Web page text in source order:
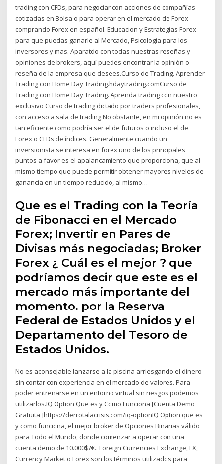
trading con CFDs, para negociar con acciones de compañías
cotizadas en Bolsa o para operar en el mercado de Forex
comprando Forex en español. Educacion y Estrategias Forex
para que puedas ganarle al Mercado, Psicologia para los
inversores y mas. Aparatdo con todas nuestras reseñas y
opiniones de brokers, aquí puedes encontrar la opinión o
reseña de la empresa que desees.Curso de Trading. Aprender
Trading con Home Day Trading.hdaytrading.comCurso de
Trading con Home Day Trading. Aprenda trading con nuestro
exclusivo Curso de trading dictado por traders profesionales,
con acceso a sala de trading No obstante, en mi opinión no es
tan eficiente como podría ser el de futuros o incluso el de
Forex o CFDs de índices. Generalmente cuando un
inversionista se interesa en forex uno de los principales
puntos a favor es el apalancamiento que proporciona, que al
mismo tiempo que puede permitir obtener mayores niveles de
ganancia en un tiempo reducido, al mismo…
Que es el Trading con la Teoría
de Fibonacci en el Mercado
Forex; Invertir en Pares de
Divisas más negociadas; Broker
Forex ¿ Cuál es el mejor ? que
podríamos decir que este es el
mercado más importante del
momento. por la Reserva
Federal de Estados Unidos y el
Departamento del Tesoro de
Estados Unidos.
No es aconsejable lanzarse a la piscina arriesgando el dinero
sin contar con experiencia en el mercado de valores. Para
poder entrenarse en un entorno virtual sin riesgos podemos
utilizarlos.IQ Option Que es y Como Funciona [Cuenta Demo
Gratuita ]https://derrotalacrisis.com/iq-optionIQ Option que es
y como funciona, el mejor broker de Opciones Binarias válido
para Todo el Mundo, donde comenzar a operar con una
cuenta demo de 10.000$/€.. Foreign Currencies Exchange, FX,
Currency Market o Forex son los términos utilizados para